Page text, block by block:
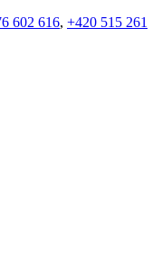
602 616, +420 515 261